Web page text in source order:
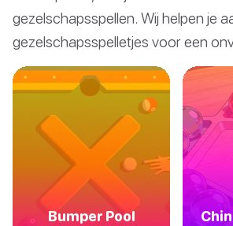
gezelschapsspellen. Wij helpen je
gezelschapsspelletjes voor een
Bumper Pool